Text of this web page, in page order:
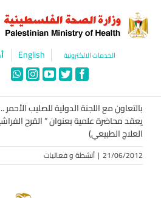
content
الخدمات الالكترونية English
Facebook
Twitter
YouTube
Instagram
بالتعاون مع اللجنة الدولية للصليب
يعقد محاضرة علمية بعنوان ” القرح
العلاج الطبيعي)
21/06/2012
| أنشطة و فعاليات